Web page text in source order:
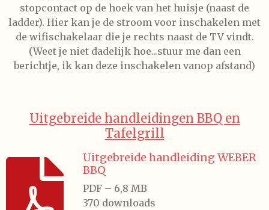
stopcontact op de hoek van het huisje (naast de
ladder). Hier kan je de stroom voor inschakelen met
de wifischakelaar die je rechts naast de TV vindt.
(Weet je niet dadelijk hoe...stuur me dan een
berichtje, ik kan deze inschakelen vanop afstand)
Uitgebreide handleidingen BBQ en
Tafelgrill
Uitgebreide handleiding WEBER
BBQ
PDF – 6,8 MB
370 downloads